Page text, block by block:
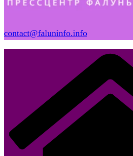
contact@faluninfo.info